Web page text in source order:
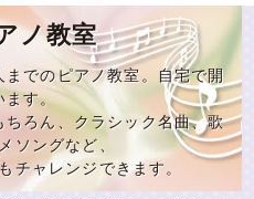
ノ教室
でのピアノ教室。自宅で開
ます。
ろん、クラシック名曲、歌
ソングなど、
チャレンジできます。